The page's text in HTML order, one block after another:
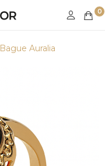
0
Bague Auralia